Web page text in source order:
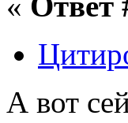
А вот